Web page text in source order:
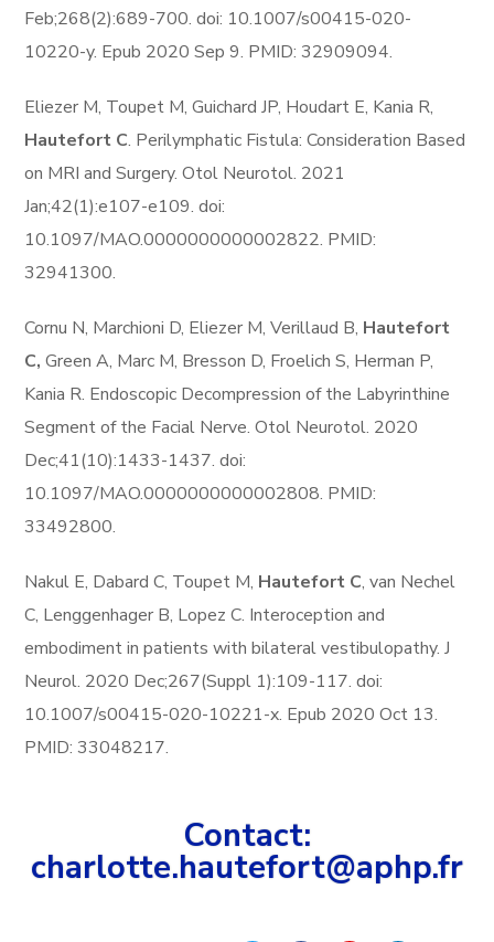
Feb;268(2):689-700. doi: 10.1007/s00415-020-
10220-y. Epub 2020 Sep 9. PMID: 32909094.
Eliezer M, Toupet M, Guichard JP, Houdart E, Kania R,
Hautefort C. Perilymphatic Fistula: Consideration Based
on MRI and Surgery. Otol Neurotol. 2021
Jan;42(1):e107-e109. doi:
10.1097/MAO.0000000000002822. PMID:
32941300.
Cornu N, Marchioni D, Eliezer M, Verillaud B, Hautefort
C, Green A, Marc M, Bresson D, Froelich S, Herman P,
Kania R. Endoscopic Decompression of the Labyrinthine
Segment of the Facial Nerve. Otol Neurotol. 2020
Dec;41(10):1433-1437. doi:
10.1097/MAO.0000000000002808. PMID:
33492800.
Nakul E, Dabard C, Toupet M, Hautefort C, van Nechel
C, Lenggenhager B, Lopez C. Interoception and
embodiment in patients with bilateral vestibulopathy. J
Neurol. 2020 Dec;267(Suppl 1):109-117. doi:
10.1007/s00415-020-10221-x. Epub 2020 Oct 13.
PMID: 33048217.
Contact:
charlotte.hautefort@aphp.fr